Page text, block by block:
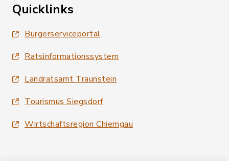
Quicklinks
Bürgerserviceportal
Ratsinformationssystem
Landratsamt Traunstein
Tourismus Siegsdorf
Wirtschaftsregion Chiemgau